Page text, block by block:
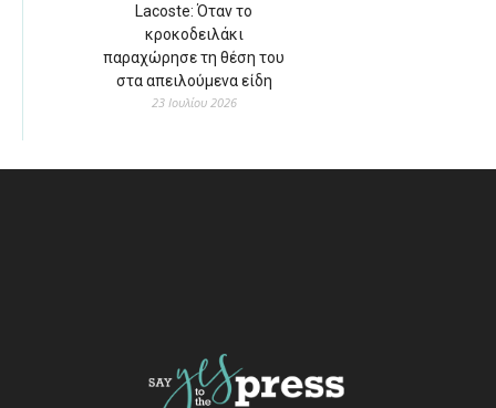
Lacoste: Όταν το
κροκοδειλάκι
παραχώρησε τη θέση του
στα απειλούμενα είδη
23 Ιουλίου 2026